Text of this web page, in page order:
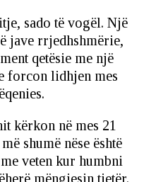
sado të vogël. Një
jave rrjedhshmërie,
qetësie me një
forcon lidhjen mes
kërkon në mes 21
shumë nëse është
veten kur humbni
mëngjesin tjetër.